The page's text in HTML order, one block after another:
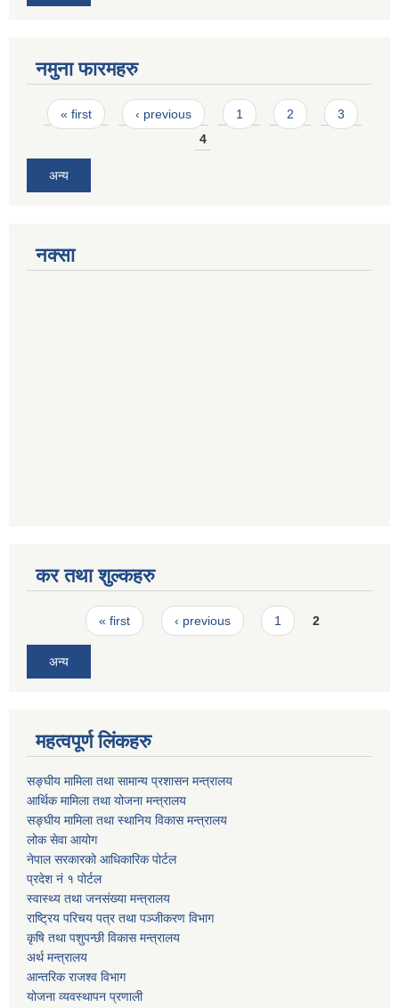
नमुना फारमहरु
Pages
« first ‹ previous 1 2
3
4
अन्य
नक्सा
कर तथा शुल्कहरु
Pages« first ‹ previous 1 2
अन्य
महत्वपूर्ण लिंकहरु
सङ्घीय मामिला तथा सामान्य प्रशासन मन्त्रालय
आर्थिक मामिला तथा योजना मन्त्रालय
सङ्घीय मामिला तथा स्थानिय विकास मन्त्रालय
लोक सेवा आयोग
नेपाल सरकारको आधिकारिक पोर्टल
प्रदेश नं १ पोर्टल
स्वास्थ्य तथा जनसंख्या मन्त्रालय
राष्ट्रिय परिचय पत्र तथा पञ्जीकरण विभाग
कृषि तथा पशुपन्छी विकास मन्त्रालय
अर्थ मन्त्रालय
आन्तरिक राजश्व विभाग
योजना व्यवस्थापन प्रणाली